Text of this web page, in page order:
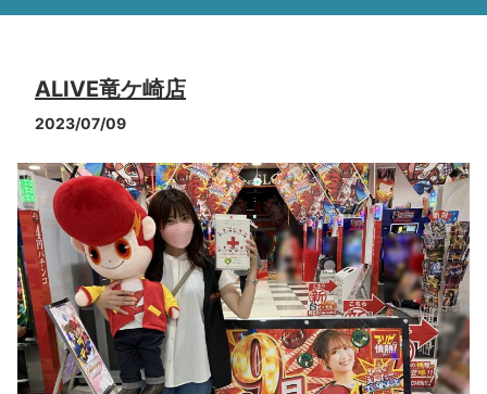
ALIVE竜ケ崎店
2023/07/09